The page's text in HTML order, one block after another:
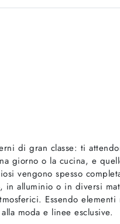
di gran classe: ti
giorno o la cucina, e
vengono spesso
in alluminio o in diversi
Essendo
moda e linee esclusive.